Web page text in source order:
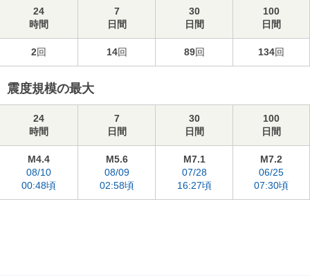
24
時間
7
日間
30
日間
100
日間
2回 14回 89回 134回
震度規模の最大
24
時間
7
日間
30
日間
100
日間
M4.4
08/10
00:48頃
M5.6
08/09
02:58頃
M7.1
07/28
16:27頃
M7.2
06/25
07:30頃